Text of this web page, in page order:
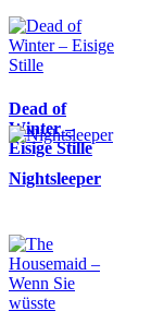
Dead of
Winter –
Eisige Stille
Nightsleeper